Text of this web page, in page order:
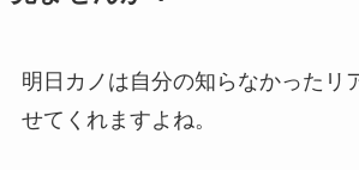
明日カノは自分の知らなかったリ
せてくれますよね。